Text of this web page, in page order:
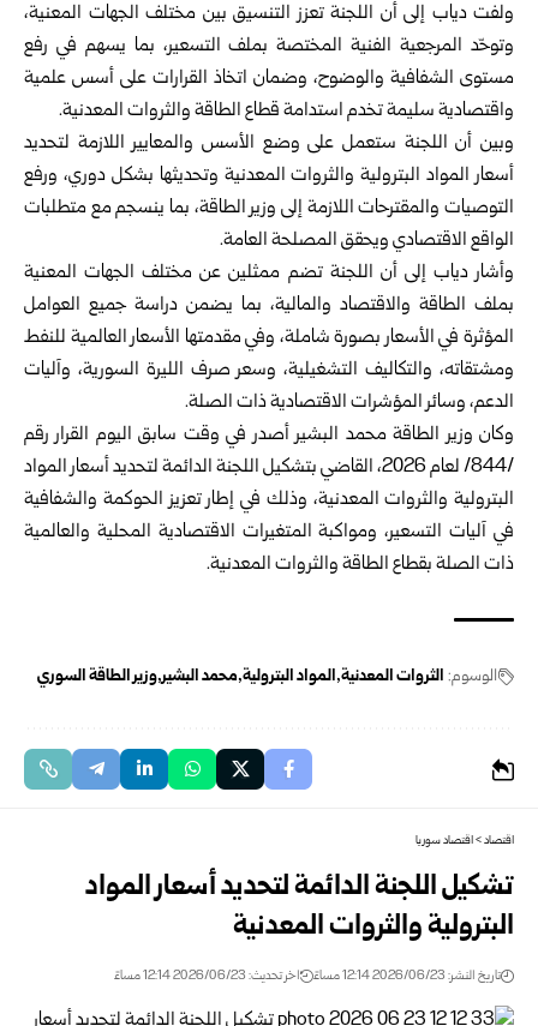
ولفت دياب إلى أن اللجنة تعزز التنسيق بين مختلف الجهات المعنية،
وتوحّد ‏المرجعية الفنية المختصة بملف التسعير، بما يسهم في رفع
مستوى الشفافية ‏والوضوح، وضمان اتخاذ القرارات على أسس علمية
واقتصادية سليمة تخدم ‏استدامة قطاع الطاقة والثروات المعدنية.‏
وبين أن اللجنة ستعمل على وضع الأسس والمعايير اللازمة لتحديد
أسعار ‏المواد البترولية والثروات المعدنية وتحديثها بشكل دوري، ورفع
التوصيات ‏والمقترحات اللازمة إلى وزير الطاقة، بما ينسجم مع متطلبات
الواقع ‏الاقتصادي ويحقق المصلحة العامة.‏
وأشار دياب إلى أن اللجنة تضم ممثلين عن مختلف الجهات المعنية
بملف ‏الطاقة والاقتصاد والمالية، بما يضمن دراسة جميع العوامل
المؤثرة في ‏الأسعار بصورة شاملة، وفي مقدمتها الأسعار العالمية للنفط
ومشتقاته، ‏والتكاليف التشغيلية، وسعر صرف الليرة السورية، وآليات
الدعم، وسائر ‏المؤشرات الاقتصادية ذات الصلة.‏
وكان وزير الطاقة محمد البشيرأصدر في وقت سابق اليوم القرار رقم
‌‏/844/ لعام 2026، القاضي بتشكيل اللجنة الدائمة لتحديد أسعار المواد
‏البترولية والثروات المعدنية، وذلك في إطار تعزيز الحوكمة والشفافية
في ‏آليات التسعير، ومواكبة المتغيرات الاقتصادية المحلية والعالمية
ذات الصلة ‏بقطاع الطاقة والثروات المعدنية.‏
الوسوم: الثروات المعدنية ‏المواد البترولية محمد البشير وزير الطاقة السوري
اقتصاد>اقتصاد سوريا
تشكيل اللجنة الدائمة لتحديد أسعار المواد
البترولية والثروات المعدنية
تاريخ النشر: 2026/06/23 12:14 مساءً اخر تحديث: 2026/06/23 12:14 مساءً